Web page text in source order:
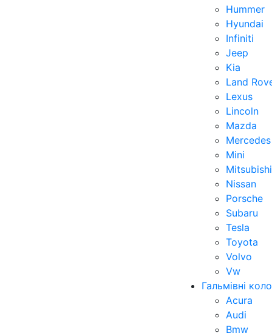
Hummer
Hyundai
Infiniti
Jeep
Kia
Land
Lexus
Lincoln
Mazda
Mercedes
Mini
Mitsubishi
Nissan
Porsche
Subaru
Tesla
Toyota
Volvo
Vw
Гальмівні
Acura
Audi
Bmw